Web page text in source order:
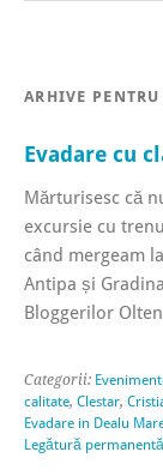
ARHIVE PENTRU
Evadare cu
Mărturisesc că
excursie cu
când mergeam
Antipa și
Bloggerilor
Categorii:
calitate, Clestar,
Evadare in Dealu
Legătură permanentă